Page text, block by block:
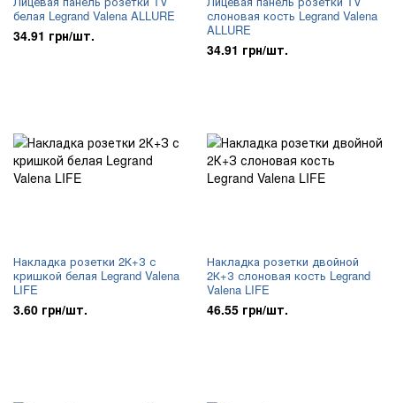
белая Legrand Valena ALLURE
34.91 грн/шт.
слоновая кость Legrand Valena
ALLURE
34.91 грн/шт.
Накладка розетки 2К+З с
кришкой белая Legrand Valena
LIFE
3.60 грн/шт.
Накладка розетки двойной
2К+З слоновая кость Legrand
Valena LIFE
46.55 грн/шт.